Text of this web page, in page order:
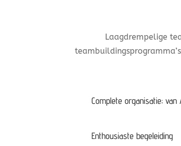
Laagdrempelige
Complete organisatie;
Enthousiaste begeleiding